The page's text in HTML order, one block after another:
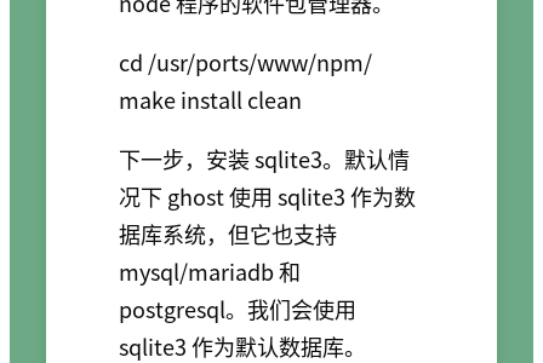
cd /usr/ports/www/npm/
下一步，安装 sqlite3。默认情
况下 ghost 使用 sqlite3 作为数
据库系统，但它也支持
mysql/mariadb 和
postgresql。我们会使用
sqlite3 作为默认数据库。